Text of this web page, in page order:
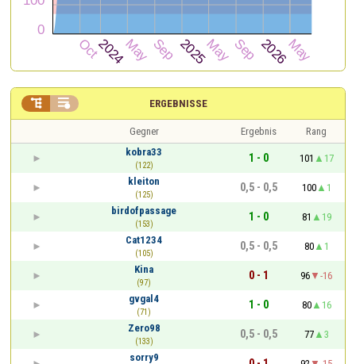
ERGEBNISSE
 
Gegner Ergebnis
Rang
kobra33
(122)
1 - 0 101
17
kleiton
(125)
0,5 - 0,5 100
1
birdofpassage
(153)
1 - 0 81
19
Cat1234
(105)
0,5 - 0,5 80
1
Kina
(97)
0 - 1 96
-16
gvgal4
(71)
1 - 0 80
16
Zero98
(133)
0,5 - 0,5 77
3
sorry9